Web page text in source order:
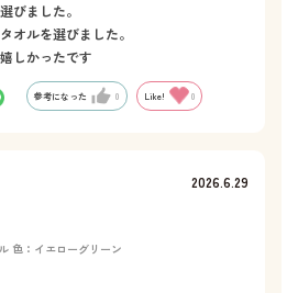
びました。
オルを選びました。
しかったです
参考になった 0 Like! 0
2026.6.29
色：イエローグリーン